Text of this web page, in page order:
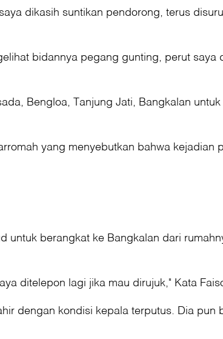
dikasih suntikan pendorong, terus
bidannya pegang gunting, perut
Bengloa, Tanjung Jati, Bangkalan
yang menyebutkan bahwa
berangkat ke Bangkalan dari
ditelepon lagi jika mau dirujuk," Kata
dengan kondisi kepala terputus. Dia pun